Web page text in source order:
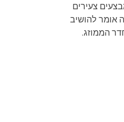
צעירים
אומר להושיב
הממוזג.